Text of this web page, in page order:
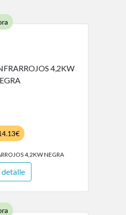
4,2KW NEGRA
detalle